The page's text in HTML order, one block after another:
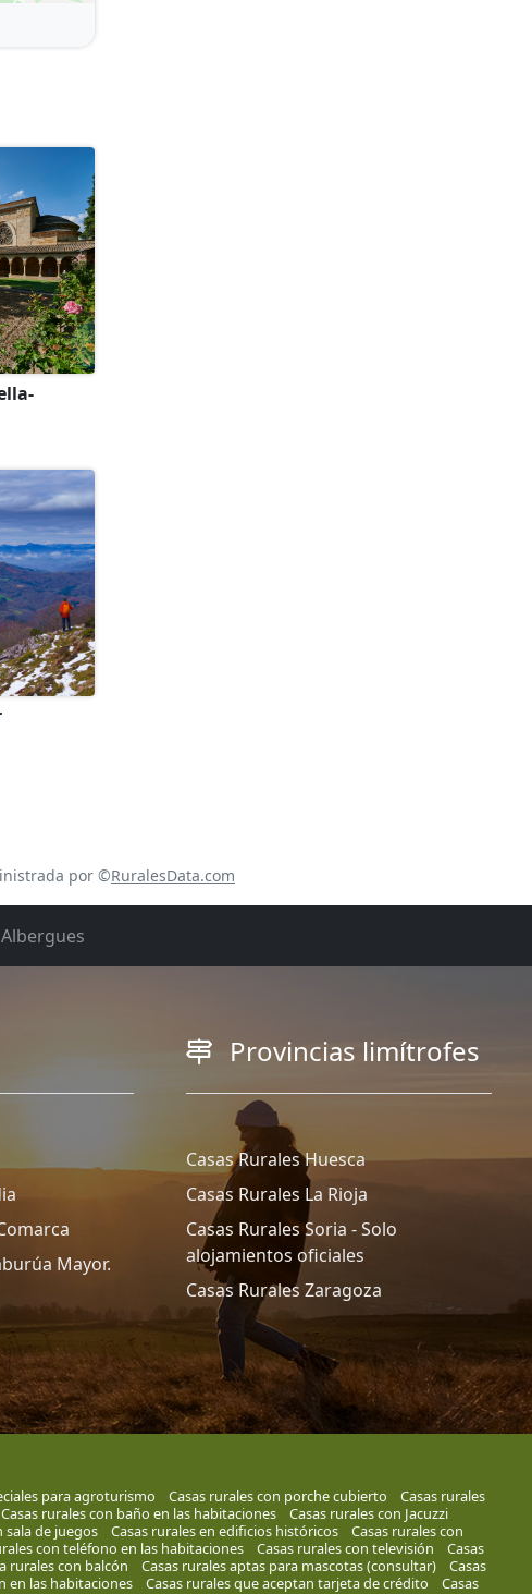
por ©RuralesData.com
Albergues
Mayor.
Provincias limítrofes
Casas Rurales Huesca
Casas Rurales La Rioja
Casas Rurales Soria - Solo
alojamientos oficiales
Casas Rurales Zaragoza
para agroturismo Casas rurales con porche cubierto
Casas rurales
Casas rurales con baño en las habitaciones
Casas rurales con Jacuzzi
sala de juegos Casas rurales en edificios históricos
Casas rurales con
con teléfono en las habitaciones Casas rurales con televisión
Casas
rurales con balcón Casas rurales aptas para mascotas (consultar)
Casas
en las habitaciones Casas rurales que aceptan tarjeta de crédito
Casas